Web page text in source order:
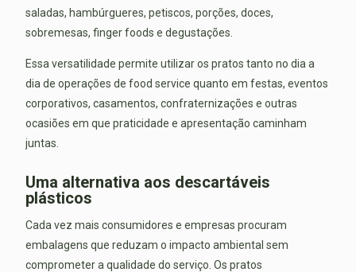
saladas, hambúrgueres, petiscos, porções, doces,
sobremesas, finger foods e degustações.
Essa versatilidade permite utilizar os pratos tanto no dia a
dia de operações de food service quanto em festas, eventos
corporativos, casamentos, confraternizações e outras
ocasiões em que praticidade e apresentação caminham
juntas.
Uma alternativa aos descartáveis
plásticos
Cada vez mais consumidores e empresas procuram
embalagens que reduzam o impacto ambiental sem
comprometer a qualidade do serviço. Os pratos